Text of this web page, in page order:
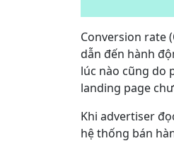
Conversion rate
dẫn đến hành
lúc nào cũng do
landing page
Khi advertiser
hệ thống bán